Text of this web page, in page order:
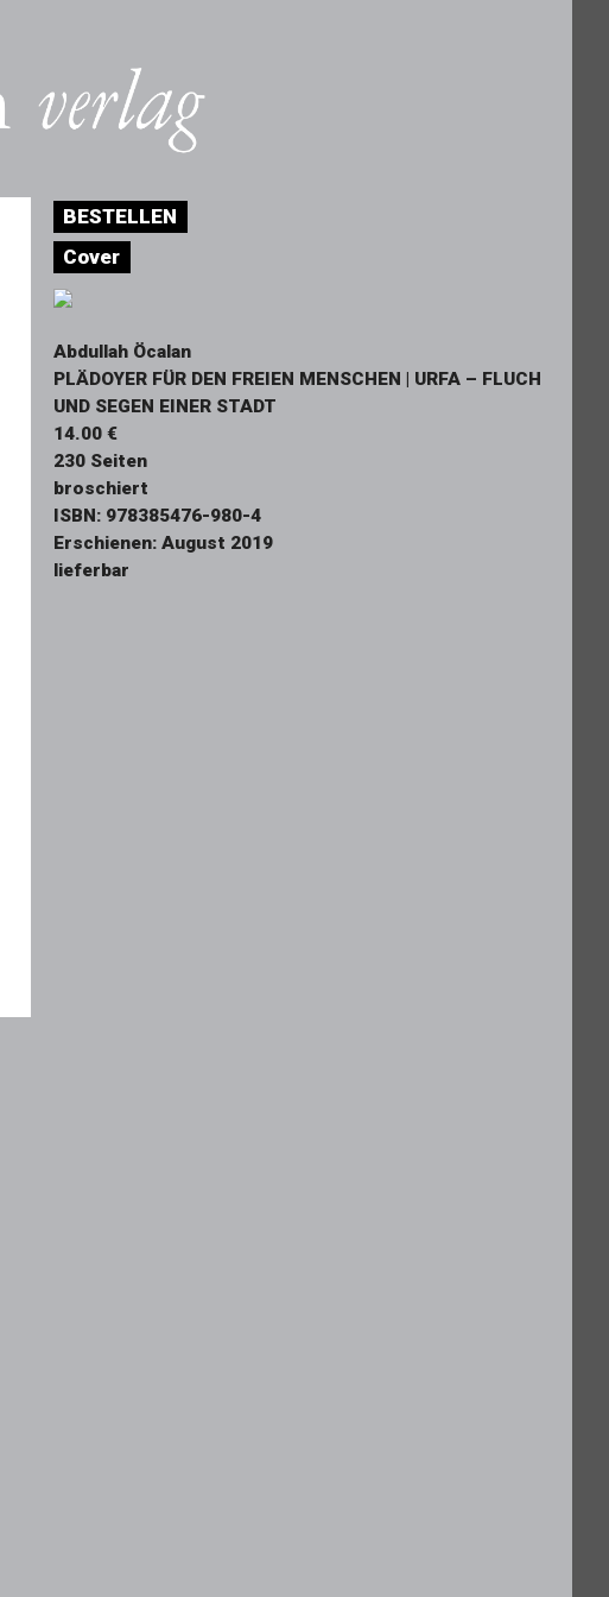
BESTELLEN
Cover
Abdullah Öcalan
PLÄDOYER FÜR DEN FREIEN MENSCHEN | URFA – FLUCH
UND SEGEN EINER STADT
14.00 €
230 Seiten
broschiert
ISBN: 978385476-980-4
Erschienen: August 2019
lieferbar